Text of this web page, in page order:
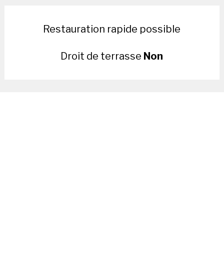
Restauration rapide possible
Droit de terrasse Non